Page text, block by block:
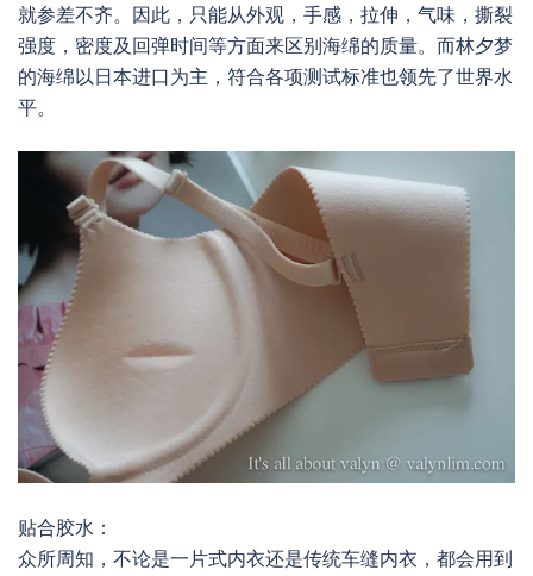
就参差不齐。因此，只能从外观，手感，拉伸，气味，撕裂
强度，密度及回弹时间等方面来区别海绵的质量。而林夕梦
的海绵以日本进口为主，符合各项测试标准也领先了世界水
平。
贴合胶水：
众所周知，不论是一片式内衣还是传统车缝内衣，都会用到